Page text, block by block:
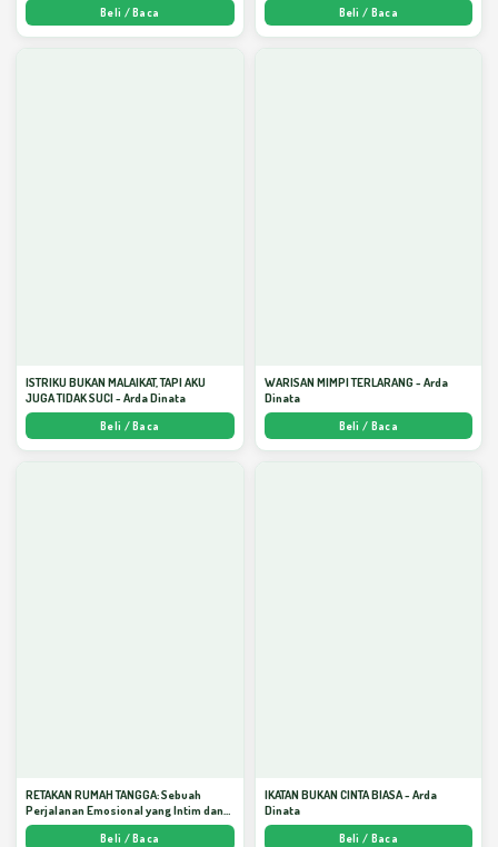
Beli / Baca Beli / Baca
ISTRIKU BUKAN MALAIKAT, TAPI AKU
JUGA TIDAK SUCI - Arda Dinata
Beli / Baca
WARISAN MIMPI TERLARANG - Arda
Dinata
Beli / Baca
RETAKAN RUMAH TANGGA: Sebuah
Perjalanan Emosional yang Intim dan
Mendalam - Arda Dinata
Beli / Baca
IKATAN BUKAN CINTA BIASA - Arda
Dinata
Beli / Baca